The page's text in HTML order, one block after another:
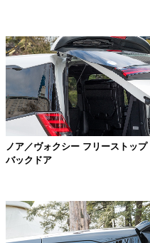
ノア／ヴォクシー フリーストップ
バックドア